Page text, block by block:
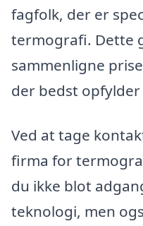
fagfolk, der er
termografi. Dette
sammenligne
der bedst
Ved at tage
firma for
du ikke blot
teknologi, men